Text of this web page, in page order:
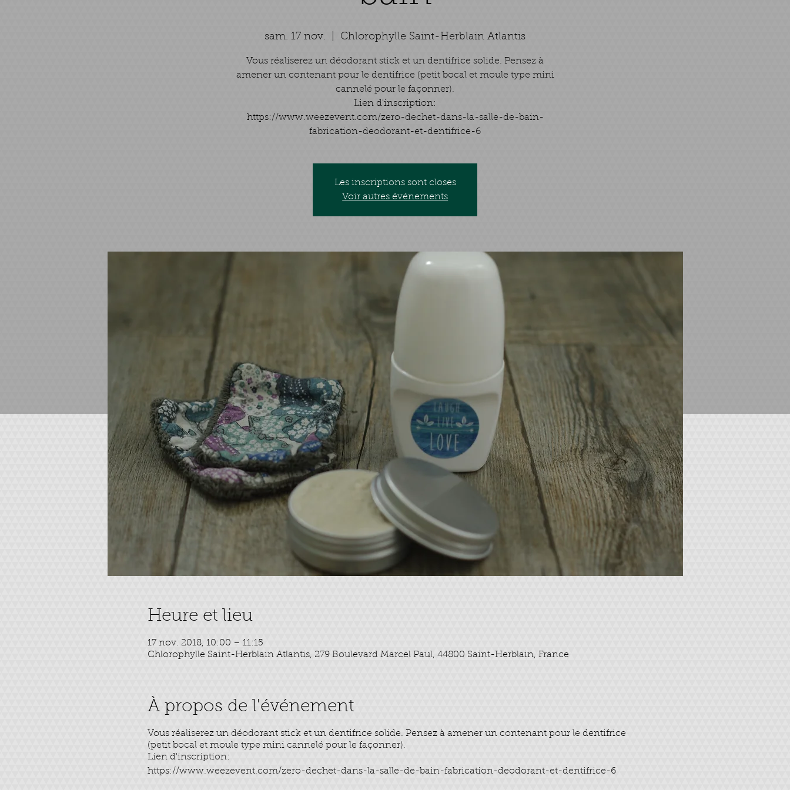
sam. 17 nov. Chlorophylle Saint-Herblain Atlantis
Vous réaliserez un déodorant stick et un dentifrice solide. Pensez à
amener un contenant pour le dentifrice (petit bocal et moule type mini
cannelé pour le façonner).
Lien d'inscription:
https://www.weezevent.com/zero-dechet-dans-la-salle-de-bain-
Les inscriptions sont closes
Voir autres événements
Heure et lieu
17 nov. 2018, 10:00 – 11:15
Chlorophylle Saint-Herblain Atlantis, 279 Boulevard Marcel Paul, 44800 Saint-Herblain, France
À propos de l'événement
Vous réaliserez un déodorant stick et un dentifrice solide. Pensez à amener un contenant pour le dentifrice
(petit bocal et moule type mini cannelé pour le façonner).
Lien d'inscription:
https://www.weezevent.com/zero-dechet-dans-la-salle-de-bain-fabrication-deodorant-et-dentifrice-6